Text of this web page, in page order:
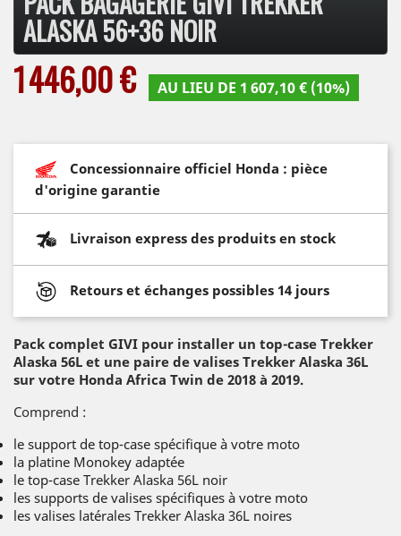
ALASKA 56+36 NOIR
1 446,00 € AU LIEU DE 1 607,10 € (10%)
Concessionnaire officiel Honda : pièce
d'origine garantie
Livraison express des produits en stock
Retours et échanges possibles 14 jours
Pack complet GIVI pour installer un top-case Trekker
Alaska 56L et une paire de valises Trekker Alaska 36L
sur votre Honda Africa Twin de 2018 à 2019.
Comprend :
le support de top-case spécifique à votre moto
la platine Monokey adaptée
le top-case Trekker Alaska 56L noir
les supports de valises spécifiques à votre moto
les valises latérales Trekker Alaska 36L noires